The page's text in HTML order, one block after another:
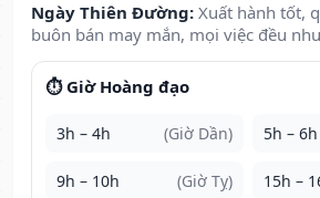
Ngày Thiên Đường: Xuất hành tốt,
buôn bán may mắn, mọi việc đều
⏱️ Giờ Hoàng đạo
3h – 4h (Giờ Dần) 5h – 6h
9h – 10h (Giờ Tỵ) 15h –